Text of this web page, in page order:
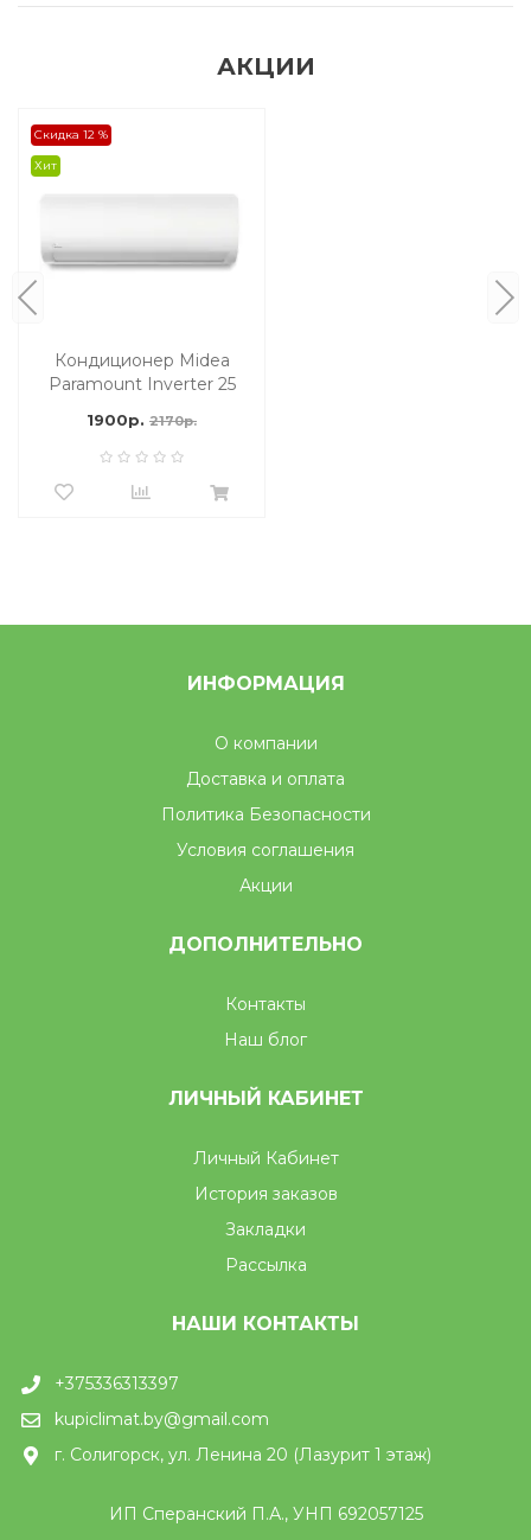
АКЦИИ
Скидка 12 %
Хит
Кондиционер Midea
Paramount Inverter 25
1900р. 2170р.
ИНФОРМАЦИЯ
О компании
Доставка и оплата
Политика Безопасности
Условия соглашения
Акции
ДОПОЛНИТЕЛЬНО
Контакты
Наш блог
ЛИЧНЫЙ КАБИНЕТ
Личный Кабинет
История заказов
Закладки
Рассылка
НАШИ КОНТАКТЫ
+375336313397
kupiclimat.by@gmail.com
г. Солигорск, ул. Ленина 20 (Лазурит 1 этаж)
ИП Сперанский П.А., УНП 692057125